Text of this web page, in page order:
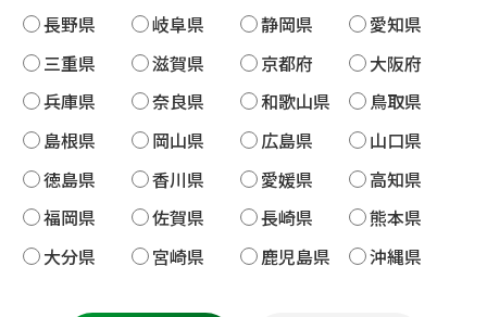
長野県
岐阜県 静岡県
愛知県
三重県
滋賀県 京都府
大阪府
兵庫県
奈良県 和歌山県
鳥取県
島根県
岡山県 広島県
山口県
徳島県
香川県 愛媛県
高知県
福岡県
佐賀県 長崎県
熊本県
大分県
宮崎県 鹿児島県 沖縄県